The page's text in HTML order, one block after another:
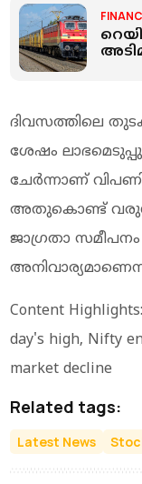
ദിവസത്തിലെ
ശേഷം
ചേർന്നാണ്
അതുകൊണ്ട് വരുന്ന
ജാഗ്രതാ
Content
day's high, Nifty
market decline
Related tags:
Latest News